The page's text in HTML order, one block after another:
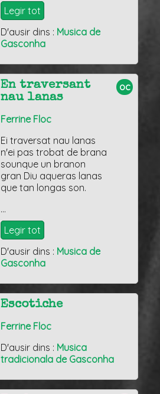
Legir tot
D'ausir dins : Musica de
Gasconha
oc
En traversant
nau lanas
Ferrine Floc
Ei traversat nau lanas
n'ei pas trobat de brana
sounque un branon
gran Diu aqueras lanas
que tan longas son.
…
Legir tot
D'ausir dins : Musica de
Gasconha
Escotiche
Ferrine Floc
D'ausir dins : Musica
tradicionala de Gasconha